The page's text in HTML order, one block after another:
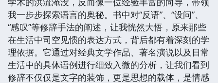
我一步步探索语言的奥秘。书中对“反语”、“设问”、
“感叹”等修辞手法的阐述，让我恍然大悟，原来那些
在生活中司空见惯的表达方式，背后都有着深刻的学
理依据。它通过对经典文学作品、著名演说以及日常
生活中的具体语例进行细致入微的分析，让我们看到
修辞不仅仅是文字的装饰，更是思想的载体，是情感